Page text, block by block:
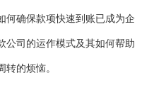
何确保款项快速到账已成为企
公司的运作模式及其如何帮助
的烦恼。